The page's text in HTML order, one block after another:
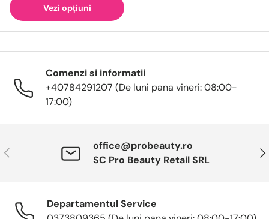
Vezi opțiuni
Comenzi si informatii
+40784291207 (De luni pana vineri: 08:00-
17:00)
Anterior
office@probeauty.ro
SC Pro Beauty Retail SRL
Departamentul Service